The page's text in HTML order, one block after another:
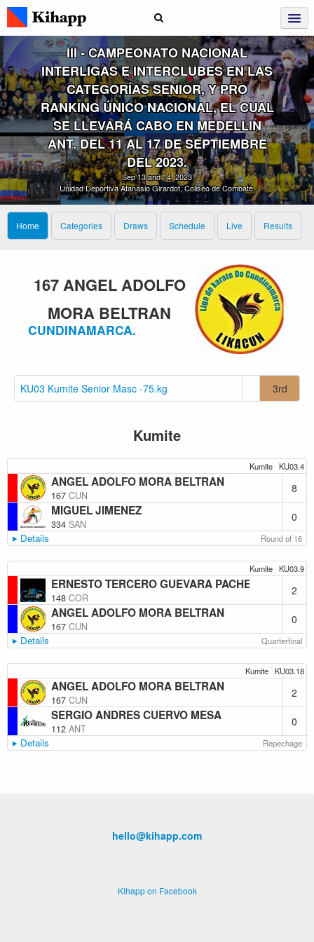
III ‑ CAMPEONATO NACIONAL
INTERLIGAS E INTERCLUBES EN LAS
CATEGORÍAS SENIOR, Y PRO
RANKING ÚNICO NACIONAL, EL CUAL
SE LLEVARÁ CABO EN MEDELLIN
ANT. DEL 11 AL 17 DE SEPTIEMBRE
DEL 2023.
Sep 13 and 14, 2023
Unidad Deportiva Atanasio Girardot, Coliseo de Combate.
Home Categories Draws Schedule Live Results
167 ANGEL ADOLFO
MORA BELTRAN
CUNDINAMARCA.
KU03 Kumite Senior Masc -75.kg 3rd
Kumite
Kumite KU03.4
ANGEL ADOLFO MORA BELTRAN
167 CUN
8
MIGUEL JIMENEZ
334 SAN
0
Details Round of 16
Kumite KU03.9
ERNESTO TERCERO GUEVARA PACHECO
148 COR
2
ANGEL ADOLFO MORA BELTRAN
167 CUN
0
Details Quarterfinal
Kumite KU03.18
ANGEL ADOLFO MORA BELTRAN
167 CUN
2
SERGIO ANDRES CUERVO MESA
112 ANT
0
Details Repechage
hello@kihapp.com
Kihapp on Facebook